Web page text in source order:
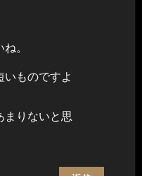
。
ものですよ
まりないと思